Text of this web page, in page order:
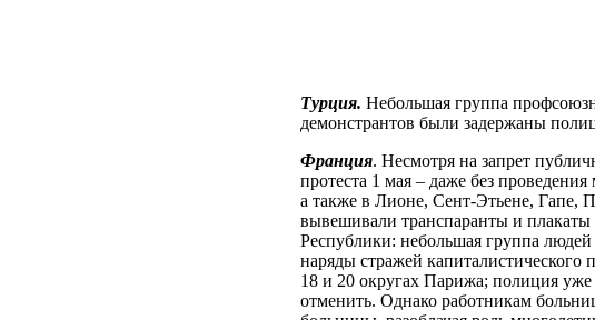
Турция. Небольшая группа
демонстрантов были задержаны
Франция. Несмотря на запрет
протеста 1 мая – даже без
а также в Лионе, Сент-Этьене, Гапе,
вывешивали транспаранты и
Республики: небольшая группа
наряды стражей
18 и 20 округах Парижа; полиция уже
отменить. Однако работникам